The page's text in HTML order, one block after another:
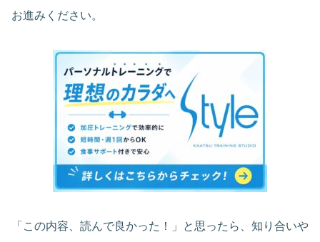
お進みください。
「この内容、読んで良かった！」と思ったら、知り合いや